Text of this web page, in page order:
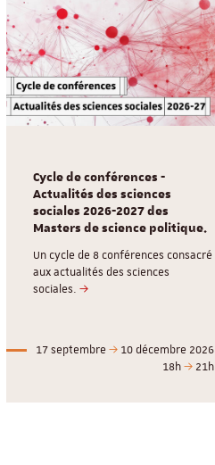
Cycle de conférences -
Actualités des sciences
sociales 2026-2027 des
Masters de science politique.
Un cycle de 8 conférences consacré
aux actualités des sciences
sociales.
17 septembre
10 décembre 2026
18h
21h